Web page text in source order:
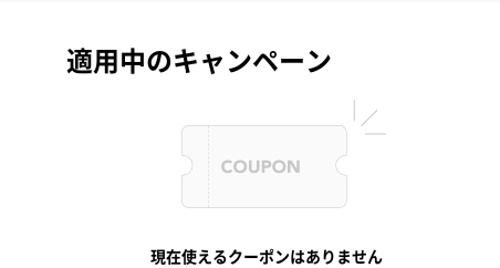
適用中のキャンペーン
現在使えるクーポンはありません